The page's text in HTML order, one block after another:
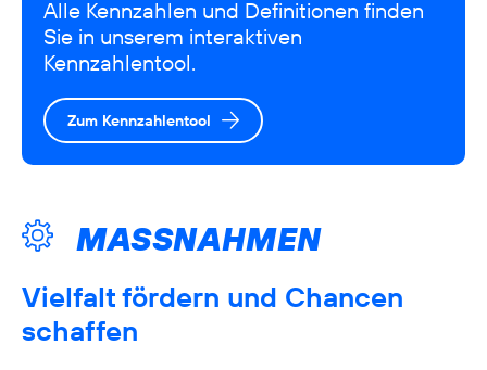
Alle Kennzahlen und Definitionen finden
Sie in unserem interaktiven
Kennzahlentool.
Zum Kennzahlentool
MASSNAHMEN
Vielfalt fördern und Chancen
schaffen